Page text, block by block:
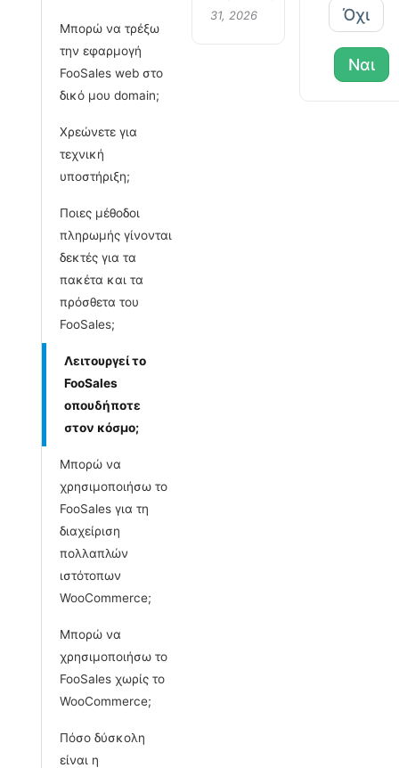
Μπορώ να τρέξω
την εφαρμογή
FooSales web στο
δικό μου domain;
Χρεώνετε για
τεχνική
υποστήριξη;
Ποιες μέθοδοι
πληρωμής γίνονται
δεκτές για τα
πακέτα και τα
πρόσθετα του
FooSales;
Λειτουργεί το
FooSales
οπουδήποτε
στον κόσμο;
Μπορώ να
χρησιμοποιήσω το
FooSales για τη
διαχείριση
πολλαπλών
ιστότοπων
WooCommerce;
Μπορώ να
χρησιμοποιήσω το
FooSales χωρίς το
WooCommerce;
Πόσο δύσκολη
είναι η
31, 2026
Όχι
Ναι